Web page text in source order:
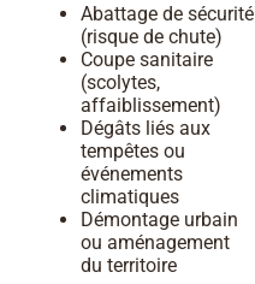
Abattage de sécurité
(risque de chute)
Coupe sanitaire
(scolytes,
affaiblissement)
Dégâts liés aux
tempêtes ou
événements
climatiques
Démontage urbain
ou aménagement
du territoire